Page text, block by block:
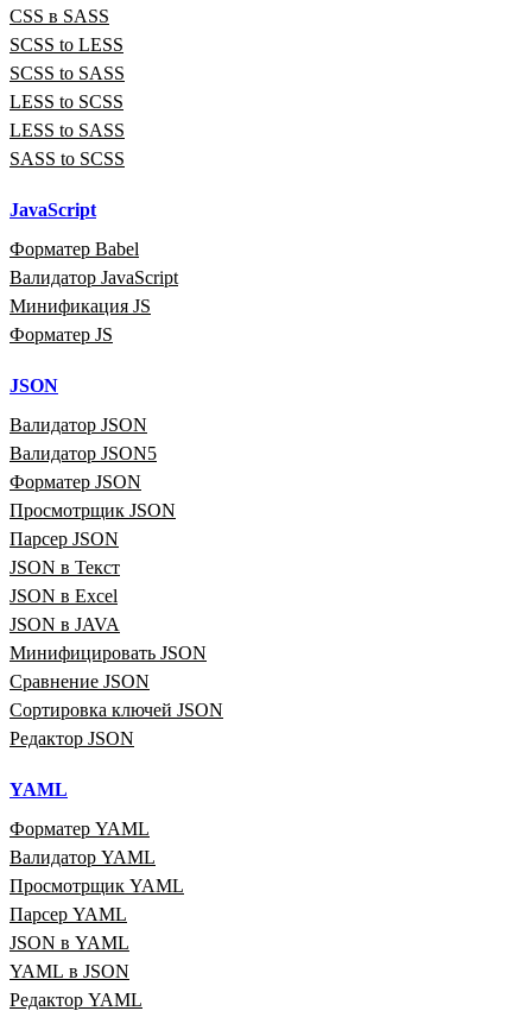
CSS в SASS
SCSS to LESS
SCSS to SASS
LESS to SCSS
LESS to SASS
SASS to SCSS
JavaScript
Форматер Babel
Валидатор JavaScript
Минификация JS
Форматер JS
JSON
Валидатор JSON
Валидатор JSON5
Форматер JSON
Просмотрщик JSON
Парсер JSON
JSON в Текст
JSON в Excel
JSON в JAVA
Минифицировать JSON
Сравнение JSON
Сортировка ключей JSON
Редактор JSON
YAML
Форматер YAML
Валидатор YAML
Просмотрщик YAML
Парсер YAML
JSON в YAML
YAML в JSON
Редактор YAML